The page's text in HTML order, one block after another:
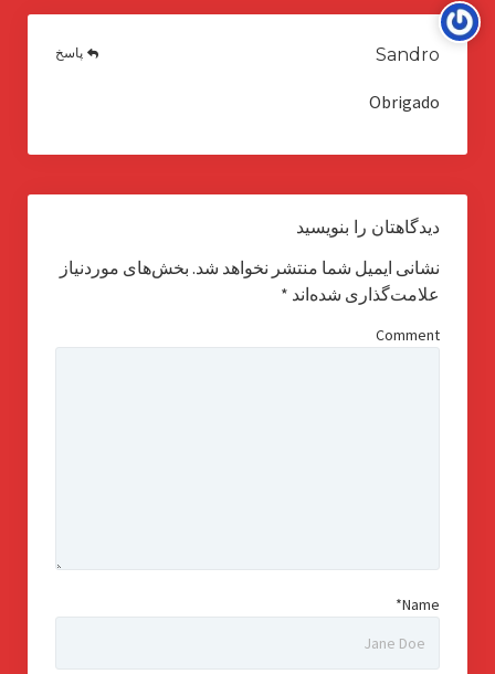
Sandro
Obrigado
پاسخ
دیدگاهتان را بنویسید
نشانی ایمیل شما منتشر نخواهد شد. بخش‌های موردنیاز
علامت‌گذاری شده‌اند *
Comment
Name*